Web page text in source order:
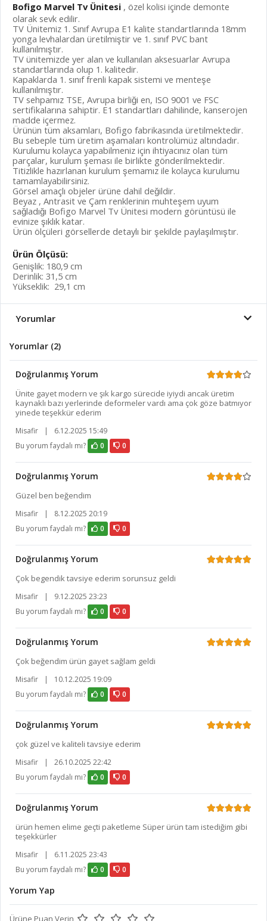
Bofigo Marvel Tv Ünitesi , özel kolisi içinde demonte
olarak sevk edilir.
TV Ünitemiz 1. Sınıf Avrupa E1 kalite standartlarında 18mm
yonga levhalardan üretilmiştir ve 1. sınıf PVC bant
kullanılmıştır.
TV ünitemizde yer alan ve kullanılan aksesuarlar Avrupa
standartlarında olup 1. kalitedir.
Kapaklarda 1. sınıf frenli kapak sistemi ve menteşe
kullanılmıştır.
TV sehpamız TSE, Avrupa birliği en, ISO 9001 ve FSC
sertifikalarına sahiptir. E1 standartları dahilinde, kanserojen
madde içermez.
Ürünün tüm aksamları, Bofigo fabrikasında üretilmektedir.
Bu sebeple tüm üretim aşamaları kontrolümüz altındadır.
Kurulumu kolayca yapabilmeniz için ihtiyacınız olan tüm
parçalar, kurulum şeması ile birlikte gönderilmektedir.
Titizlikle hazırlanan kurulum şemamız ile kolayca kurulumu
tamamlayabilirsiniz.
Görsel amaçlı objeler ürüne dahil değildir.
Beyaz , Antrasit ve Çam renklerinin muhteşem uyum
sağladığı Bofigo Marvel Tv Ünitesi modern görüntüsü ile
evinize şıklık katar.
Ürün ölçüleri görsellerde detaylı bir şekilde paylaşılmıştır.
Ürün Ölçüsü:
Genişlik: 180,9 cm
Derinlik: 31,5 cm
Yükseklik: 29,1 cm
Yorumlar
Yorumlar (2)
Doğrulanmış Yorum
Ünite gayet modern ve şık kargo sürecide iyiydi ancak üretim
kaynaklı bazı yerlerinde deformeler vardı ama çok göze batmıyor
yinede teşekkür ederim
Misafir |
6.12.2025 15:49
Bu yorum faydalı mı?
0 0
Doğrulanmış Yorum
Güzel ben beğendim
Misafir |
8.12.2025 20:19
Bu yorum faydalı mı?
0 0
Doğrulanmış Yorum
Çok begendik tavsiye ederim sorunsuz geldi
Misafir |
9.12.2025 23:23
Bu yorum faydalı mı?
0 0
Doğrulanmış Yorum
Çok beğendim ürün gayet sağlam geldi
Misafir |
10.12.2025 19:09
Bu yorum faydalı mı?
0 0
Doğrulanmış Yorum
çok güzel ve kaliteli tavsiye ederim
Misafir |
26.10.2025 22:42
Bu yorum faydalı mı?
0 0
Doğrulanmış Yorum
ürün hemen elime geçti paketleme Süper ürün tam istediğim gibi
teşekkürler
Misafir |
6.11.2025 23:43
Bu yorum faydalı mı?
0 0
Yorum Yap
Ürüne Puan Verin